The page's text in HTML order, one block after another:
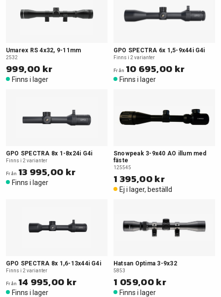
Umarex RS 4x32, 9-11mm
2532
999,00 kr
Finns i lager
GPO SPECTRA 6x 1,5-9x44i G4i
Finns i 2 varianter
Från 10 695,00 kr
Finns i lager
GPO SPECTRA 8x 1-8x24i G4i
Finns i 2 varianter
Från 13 995,00 kr
Finns i lager
Snowpeak 3-9x40 AO illum med
fäste
125545
1 395,00 kr
Ej i lager, beställd
GPO SPECTRA 8x 1,6-13x44i G4i
Finns i 2 varianter
Från 14 995,00 kr
Finns i lager
Hatsan Optima 3-9x32
5853
1 059,00 kr
Finns i lager